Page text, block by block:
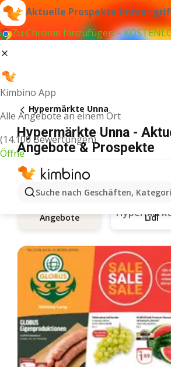
Aktuelle Prospekte immer
Zu Chrome hinzufügen –
Kimbino App
Alle Angebote an einem Ort
(14.100 Bewertungen)
Öffne
Suche nach Geschäften,
Hypermärkte Unna
Hypermärkte Unna -
Angebote & Prospekte
Angebote Lidl